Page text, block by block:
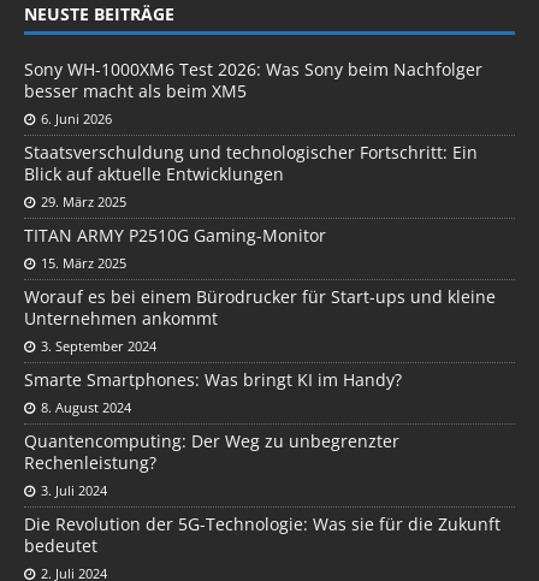
NEUSTE BEITRÄGE
Sony WH-1000XM6 Test 2026: Was Sony beim Nachfolger
besser macht als beim XM5
6. Juni 2026
Staatsverschuldung und technologischer Fortschritt: Ein
Blick auf aktuelle Entwicklungen
29. März 2025
TITAN ARMY P2510G Gaming-Monitor
15. März 2025
Worauf es bei einem Bürodrucker für Start-ups und kleine
Unternehmen ankommt
3. September 2024
Smarte Smartphones: Was bringt KI im Handy?
8. August 2024
Quantencomputing: Der Weg zu unbegrenzter
Rechenleistung?
3. Juli 2024
Die Revolution der 5G-Technologie: Was sie für die Zukunft
bedeutet
2. Juli 2024